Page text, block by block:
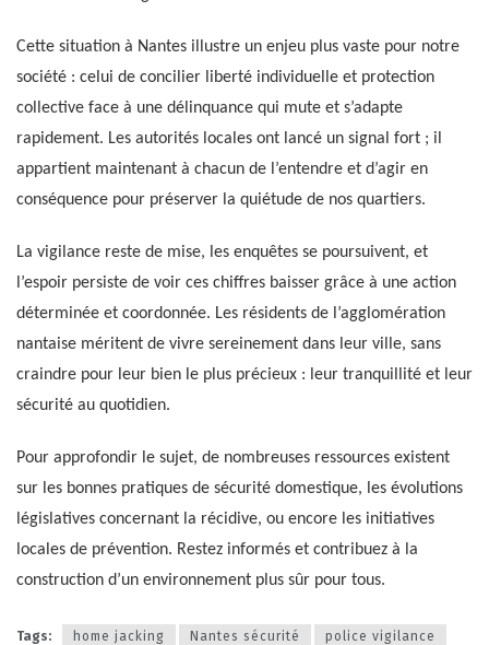
Cette situation à Nantes illustre un enjeu plus vaste pour notre
société : celui de concilier liberté individuelle et protection
collective face à une délinquance qui mute et s’adapte
rapidement. Les autorités locales ont lancé un signal fort ; il
appartient maintenant à chacun de l’entendre et d’agir en
conséquence pour préserver la quiétude de nos quartiers.
La vigilance reste de mise, les enquêtes se poursuivent, et
l’espoir persiste de voir ces chiffres baisser grâce à une action
déterminée et coordonnée. Les résidents de l’agglomération
nantaise méritent de vivre sereinement dans leur ville, sans
craindre pour leur bien le plus précieux : leur tranquillité et leur
sécurité au quotidien.
Pour approfondir le sujet, de nombreuses ressources existent
sur les bonnes pratiques de sécurité domestique, les évolutions
législatives concernant la récidive, ou encore les initiatives
locales de prévention. Restez informés et contribuez à la
construction d’un environnement plus sûr pour tous.
Tags: home jacking Nantes sécurité
police vigilance